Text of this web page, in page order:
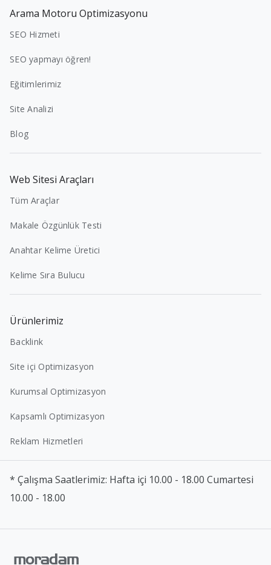
Arama Motoru Optimizasyonu
SEO Hizmeti
SEO yapmayı öğren!
Eğitimlerimiz
Site Analizi
Blog
Web Sitesi Araçları
Tüm Araçlar
Makale Özgünlük Testi
Anahtar Kelime Üretici
Kelime Sıra Bulucu
Ürünlerimiz
Backlink
Site içi Optimizasyon
Kurumsal Optimizasyon
Kapsamlı Optimizasyon
Reklam Hizmetleri
* Çalışma Saatlerimiz: Hafta içi 10.00 - 18.00 Cumartesi
10.00 - 18.00